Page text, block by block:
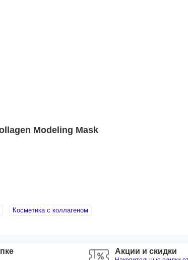
Modeling Mask
Косметика с коллагеном
Акции и скидки